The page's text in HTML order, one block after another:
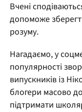
Вчені
допоможе
розуму.
Нагадаємо, у
популярності
випускників із
блогери масово
підтримати